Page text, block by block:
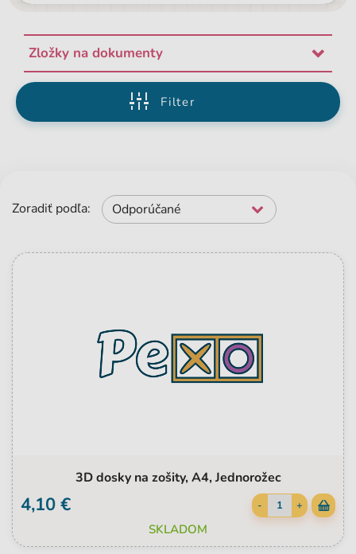
Zložky na dokumenty
Filter
Zoradiť podľa: Odporúčané
3D dosky na zošity, A4, Jednorožec
4,10 € - +
SKLADOM